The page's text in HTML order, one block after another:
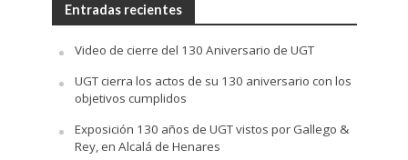
Entradas recientes
Video de cierre del 130 Aniversario de UGT
UGT cierra los actos de su 130 aniversario con los
objetivos cumplidos
Exposición 130 años de UGT vistos por Gallego &
Rey, en Alcalá de Henares